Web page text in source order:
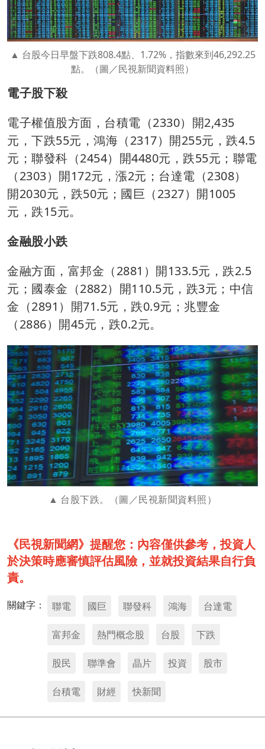
台股今日早盤下跌808.4點、1.72%，指數來到46,292.25
點。（圖／民視新聞資料照）
電子股下殺
電子權值股方面，台積電（2330）開2,435
元，下跌55元，鴻海（2317）開255元，跌4.5
元；聯發科（2454）開4480元，跌55元；聯電
（2303）開172元，漲2元；台達電（2308）
開2030元，跌50元；國巨（2327）開1005
元，跌15元。
金融股小跌
金融方面，富邦金（2881）開133.5元，跌2.5
元；國泰金（2882）開110.5元，跌3元；中信
金（2891）開71.5元，跌0.9元；兆豐金
（2886）開45元，跌0.2元。
台股下跌。（圖／民視新聞資料照）
《民視新聞網》提醒您：內容僅供參考，投資人
於決策時應審慎評估風險，並就投資結果自行負
責。
關鍵字： 聯電 國巨 聯發科 鴻海 台達電
富邦金 熱門概念股 台股 下跌
股民 聯準會 晶片 投資 股市
台積電 財經 快新聞